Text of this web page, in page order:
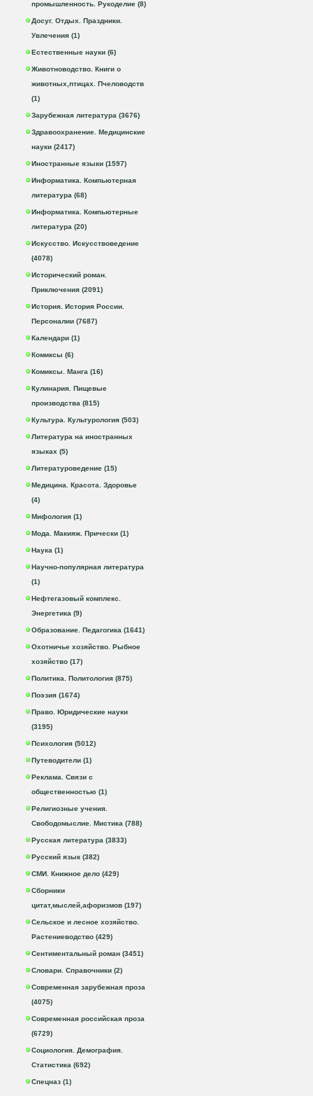
промышленность. Рукоделие (8)
Досуг. Отдых. Праздники.
Увлечения (1)
Естественные науки (6)
Животноводство. Книги о
животных,птицах. Пчеловодств
(1)
Зарубежная литература (3676)
Здравоохранение. Медицинские
науки (2417)
Иностранные языки (1597)
Информатика. Компьютерная
литература (68)
Информатика. Компьютерные
литература (20)
Искусство. Искусствоведение
(4078)
Исторический роман.
Приключения (2091)
История. История России.
Персоналии (7687)
Календари (1)
Комиксы (6)
Комиксы. Манга (16)
Кулинария. Пищевые
производства (815)
Культура. Культурология (503)
Литература на иностранных
языках (5)
Литературоведение (15)
Медицина. Красота. Здоровье
(4)
Мифология (1)
Мода. Макияж. Прически (1)
Наука (1)
Научно-популярная литература
(1)
Нефтегазовый комплекс.
Энергетика (9)
Образование. Педагогика (1641)
Охотничье хозяйство. Рыбное
хозяйство (17)
Политика. Политология (875)
Поэзия (1674)
Право. Юридические науки
(3195)
Психология (5012)
Путеводители (1)
Реклама. Связи с
общественностью (1)
Религиозные учения.
Свободомыслие. Мистика (788)
Русская литература (3833)
Русский язык (382)
СМИ. Книжное дело (429)
Сборники
цитат,мыслей,афоризмов (197)
Сельское и лесное хозяйство.
Растениеводство (429)
Сентиментальный роман (3451)
Словари. Справочники (2)
Современная зарубежная проза
(4075)
Современная российская проза
(6729)
Социология. Демография.
Статистика (692)
Спецназ (1)